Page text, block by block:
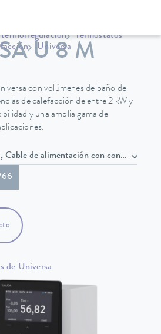
Termostatos
Universa
U 8 M
con volúmenes de baño de
de calefacción de entre 2 kW y
y una amplia gama de
200-240 V, 50/60 Hz , Cable de alimentación con
de Universa